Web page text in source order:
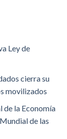
Ley de
cierra su
movilizados
de la Economía
de las